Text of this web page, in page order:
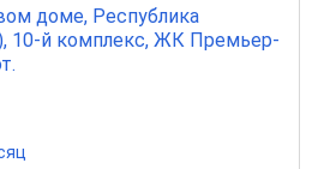
доме, Республика
10-й комплекс, ЖК Премьер-